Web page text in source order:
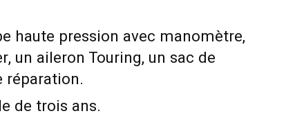
haute pression avec manomètre,
un aileron Touring, un sac de
de trois ans.